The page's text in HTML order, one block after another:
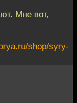
Мне вот,
shop/syry-